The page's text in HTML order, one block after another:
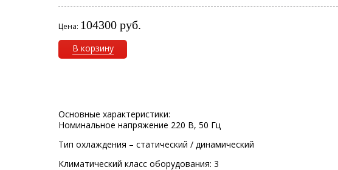
Цена: 104300 руб.
В корзину
Основные характеристики:
Номинальное напряжение 220 В, 50 Гц
Тип охлаждения – статический / динамический
Климатический класс оборудования: 3